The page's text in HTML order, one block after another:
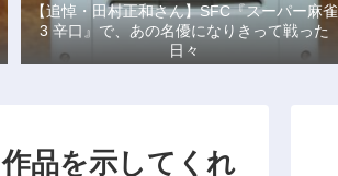
【追悼・田村正和さん】SFC『スーパー麻雀
3 辛口』で、あの名優になりきって戦った
日々
品を示してくれ